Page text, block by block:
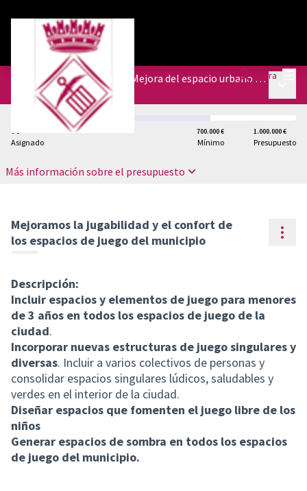
Entra
Presupuestos del Plan de Mejora del espacio urbano de diferentes barrios
Presupuestos
0 €
Asignado
700.000 €
Mínimo
1.000.000 €
Presupuesto
Más información sobre el presupuesto
Mejoramos la jugabilidad y el confort de
los espacios de juego del municipio
Descripción:
Incluir espacios y elementos de juego para menores
de 3 años en todos los espacios de juego de la
ciudad.
Incorporar nuevas estructuras de juego singulares y
diversas. Incluir a varios colectivos de personas y
consolidar espacios singulares lúdicos, saludables y
verdes en el interior de la ciudad.
Diseñar espacios que fomenten el juego libre de los
niños
Generar espacios de sombra en todos los espacios
de juego del municipio.